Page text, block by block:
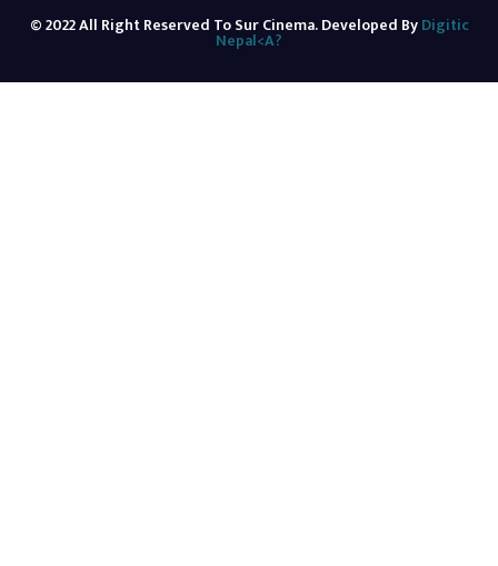
© 2022 All Right Reserved To Sur Cinema. Developed ByDigitic
Nepal<a?